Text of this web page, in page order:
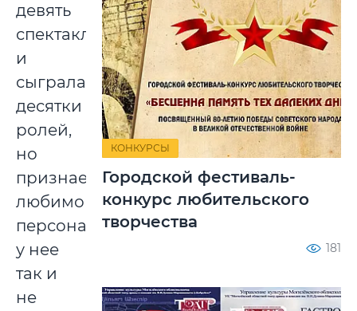
девять
спектаклей
и
сыграла
десятки
ролей,
но
признается:
любимого
персонажа
у нее
так и
не
КОНКУРСЫ
Городской фестиваль-
конкурс любительского
творчества
181